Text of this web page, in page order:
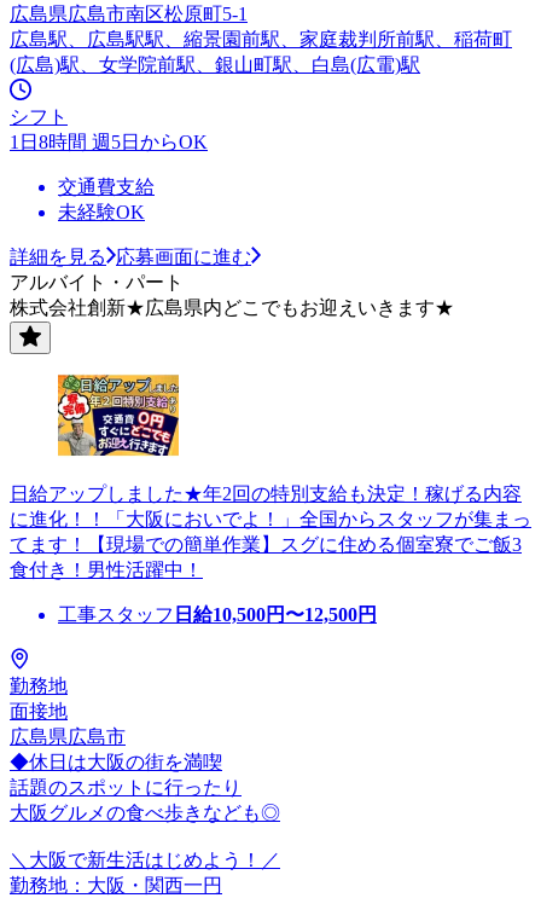
広島県広島市南区松原町5-1
広島駅、広島駅駅、縮景園前駅、家庭裁判所前駅、稲荷町
(広島)駅、女学院前駅、銀山町駅、白島(広電)駅
シフト
1日8時間 週5日からOK
交通費支給
未経験OK
詳細を見る
応募画面に進む
アルバイト・パート
株式会社創新★広島県内どこでもお迎えいきます★
日給アップしました★年2回の特別支給も決定！稼げる内容
に進化！！「大阪においでよ！」全国からスタッフが集まっ
てます！【現場での簡単作業】スグに住める個室寮でご飯3
食付き！男性活躍中！
工事スタッフ 日給10,500円〜12,500円
勤務地
面接地
広島県広島市
◆休日は大阪の街を満喫
話題のスポットに行ったり
大阪グルメの食べ歩きなども◎
＼大阪で新生活はじめよう！／
勤務地：大阪・関西一円